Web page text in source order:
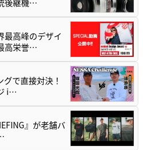
後継機…
最高峰のデザイ
高栄誉…
で直接対決！
i…
』が老舗バ